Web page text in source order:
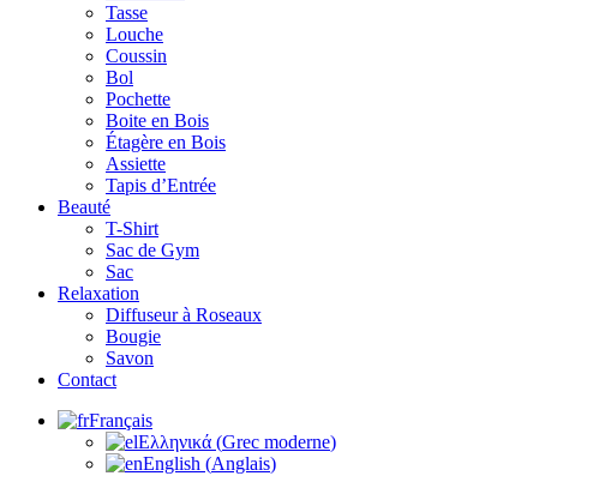
Tasse
Louche
Coussin
Bol
Pochette
Boite en Bois
Étagère en Bois
Assiette
Tapis d’Entrée
Beauté
T-Shirt
Sac de Gym
Sac
Relaxation
Diffuseur à Roseaux
Bougie
Savon
Contact
Français
Ελληνικά (Grec moderne)
English (Anglais)